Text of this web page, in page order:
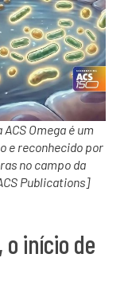
Omega é um
e reconhecido por
no campo da
Publications]
o início de